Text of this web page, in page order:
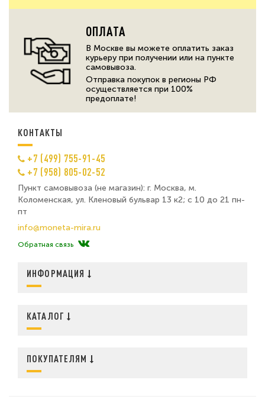
ОПЛАТА
В Москве вы можете оплатить заказ
курьеру при получении или на пункте
самовывоза.
Отправка покупок в регионы РФ
осуществляется при 100%
предоплате!
КОНТАКТЫ
+7 (499) 755-91-45
+7 (958) 805-02-52
Пункт самовывоза (не магазин): г. Москва, м.
Коломенская, ул. Кленовый бульвар 13 к2; с 10 до 21 пн-
пт
info@moneta-mira.ru
Обратная связь
ИНФОРМАЦИЯ
КАТАЛОГ
ПОКУПАТЕЛЯМ